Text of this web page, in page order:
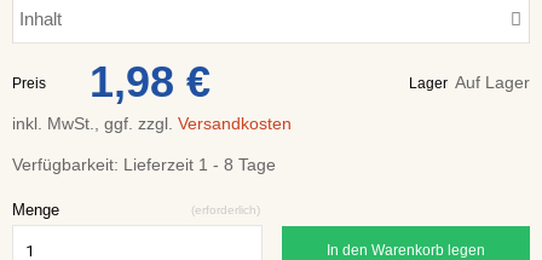
Inhalt
Preis 1,98 € Lager Auf Lager
inkl. MwSt., ggf. zzgl. Versandkosten
Verfügbarkeit: Lieferzeit 1 - 8 Tage
Menge (erforderlich)
In den Warenkorb legen